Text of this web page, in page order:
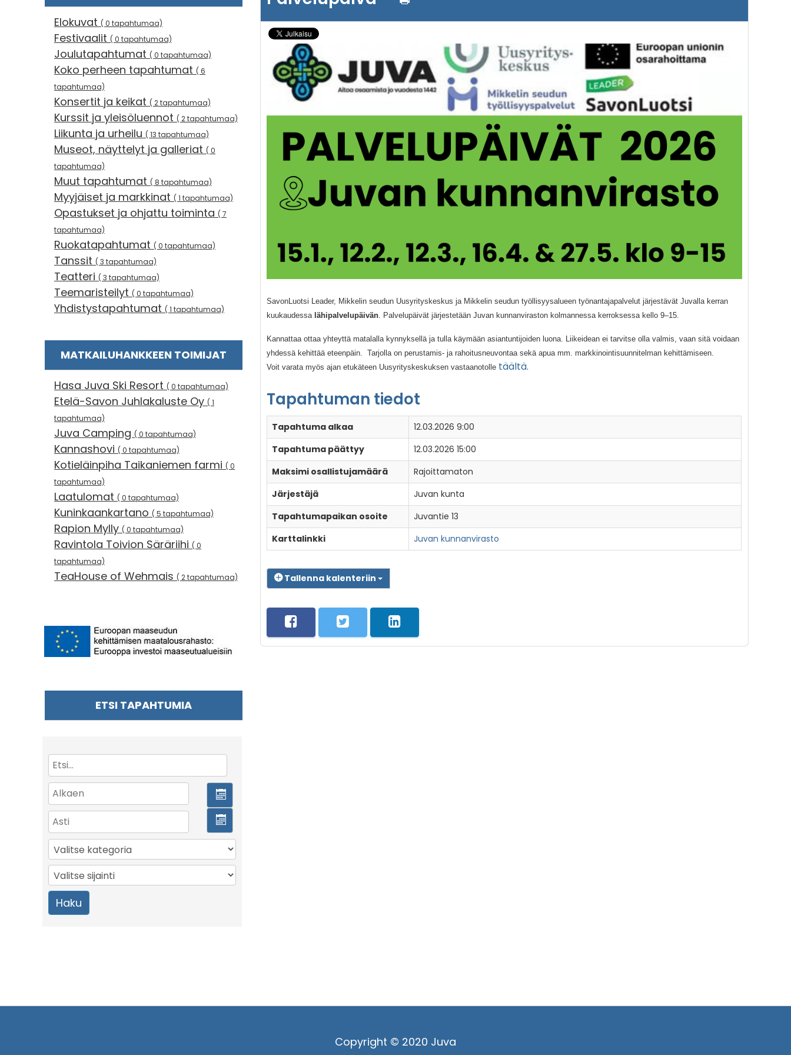
Elokuvat ( 0 tapahtumaa)
Festivaalit ( 0 tapahtumaa)
Joulutapahtumat ( 0 tapahtumaa)
Koko perheen tapahtumat ( 6
tapahtumaa)
Konsertit ja keikat ( 2 tapahtumaa)
Kurssit ja yleisöluennot ( 2 tapahtumaa)
Liikunta ja urheilu ( 13 tapahtumaa)
Museot, näyttelyt ja galleriat ( 0
tapahtumaa)
Muut tapahtumat ( 8 tapahtumaa)
Myyjäiset ja markkinat ( 1 tapahtumaa)
Opastukset ja ohjattu toiminta ( 7
tapahtumaa)
Ruokatapahtumat ( 0 tapahtumaa)
Tanssit ( 3 tapahtumaa)
Teatteri ( 3 tapahtumaa)
Teemaristeilyt ( 0 tapahtumaa)
Yhdistystapahtumat ( 1 tapahtumaa)
MATKAILUHANKKEEN TOIMIJAT
Hasa Juva Ski Resort ( 0 tapahtumaa)
Etelä-Savon Juhlakaluste Oy ( 1
tapahtumaa)
Juva Camping ( 0 tapahtumaa)
Kannashovi ( 0 tapahtumaa)
Kotieläinpiha Taikaniemen farmi ( 0
tapahtumaa)
Laatulomat ( 0 tapahtumaa)
Kuninkaankartano ( 5 tapahtumaa)
Rapion Mylly ( 0 tapahtumaa)
Ravintola Toivion Säräriihi ( 0
tapahtumaa)
TeaHouse of Wehmais ( 2 tapahtumaa)
ETSI TAPAHTUMIA
SavonLuotsi Leader, Mikkelin seudun Uusyrityskeskus ja Mikkelin seudun työllisyysalueen työnantajapalvelut järjestävät Juvalla kerran
kuukaudessa lähipalvelupäivän. Palvelupäivät järjestetään Juvan kunnanviraston kolmannessa kerroksessa kello 9–15.
Kannattaa ottaa yhteyttä matalalla kynnyksellä ja tulla käymään asiantuntijoiden luona. Liikeidean ei tarvitse olla valmis, vaan sitä voidaan
yhdessä kehittää eteenpäin. Tarjolla on perustamis- ja rahoitusneuvontaa sekä apua mm. markkinointisuunnitelman kehittämiseen.
Voit varata myös ajan etukäteen Uusyrityskeskuksen vastaanotolle täältä.
Tapahtuman tiedot
Tapahtuma alkaa
12.03.2026 9:00
Tapahtuma päättyy
12.03.2026 15:00
Maksimi osallistujamäärä
Rajoittamaton
Järjestäjä
Juvan kunta
Tapahtumapaikan osoite
Juvantie 13
Karttalinkki
Juvan kunnanvirasto
Tallenna kalenteriin
Copyright © 2020 Juva